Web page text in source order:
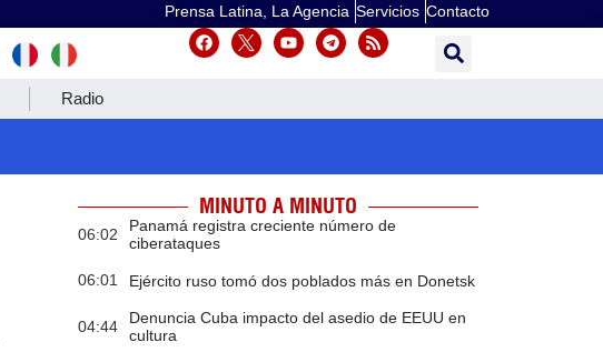
Prensa Latina, La Agencia Servicios Contacto
Radio
MINUTO A MINUTO
06:02
Panamá registra creciente número de
ciberataques
06:01 Ejército ruso tomó dos poblados más en Donetsk
04:44
Denuncia Cuba impacto del asedio de EEUU en
cultura